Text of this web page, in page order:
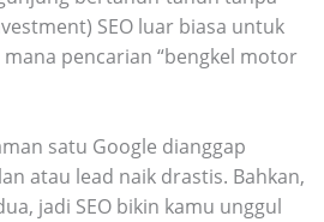
SEO luar biasa untuk
pencarian “bengkel motor
satu Google dianggap
atau lead naik drastis. Bahkan,
jadi SEO bikin kamu unggul